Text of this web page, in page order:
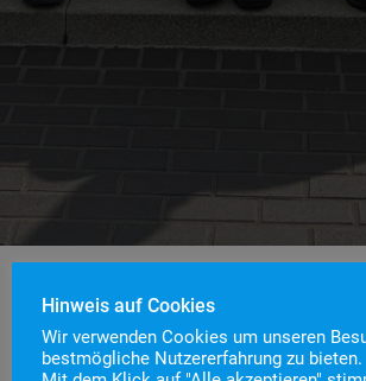
Hinweis auf Cookies
Wir verwenden Cookies um unseren
bestmögliche Nutzererfahrung zu bieten.